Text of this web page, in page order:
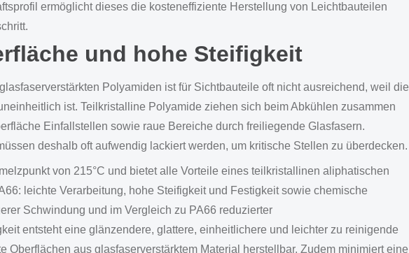
ermöglicht dieses die kosteneffiziente Herstellung von Leichtbauteilen
und hohe Steifigkeit
Polyamiden ist für Sichtbauteile oft nicht ausreichend, weil die
ist. Teilkristalline Polyamide ziehen sich beim Abkühlen zusammen
Einfallstellen sowie raue Bereiche durch freiliegende Glasfasern.
deshalb oft aufwendig lackiert werden, um kritische Stellen zu überdecken.
von 215°C und bietet alle Vorteile eines teilkristallinen aliphatischen
leichte Verarbeitung, hohe Steifigkeit und Festigkeit sowie chemische
Schwindung und im Vergleich zu PA66 reduzierter
entsteht eine glänzendere, glattere, einheitlichere und leichter zu reinigende
Oberflächen aus glasfaserverstärktem Material herstellbar. Zudem minimiert eine